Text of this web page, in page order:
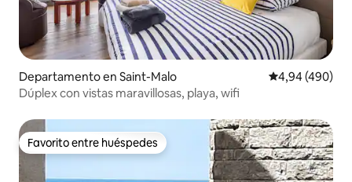
Departamento en Saint-Malo Calificación
4,94 (490)
Dúplex con vistas maravillosas, playa, wifi
Favorito entre huéspedes
Favorito entre huéspedes